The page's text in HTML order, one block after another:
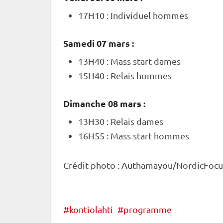
17H10 : Individuel hommes
Samedi 07 mars :
13H40 : Mass start dames
15H40 : Relais hommes
Dimanche 08 mars :
13H30 : Relais dames
16H55 : Mass start hommes
Crédit photo : Authamayou/
kontiolahti programme